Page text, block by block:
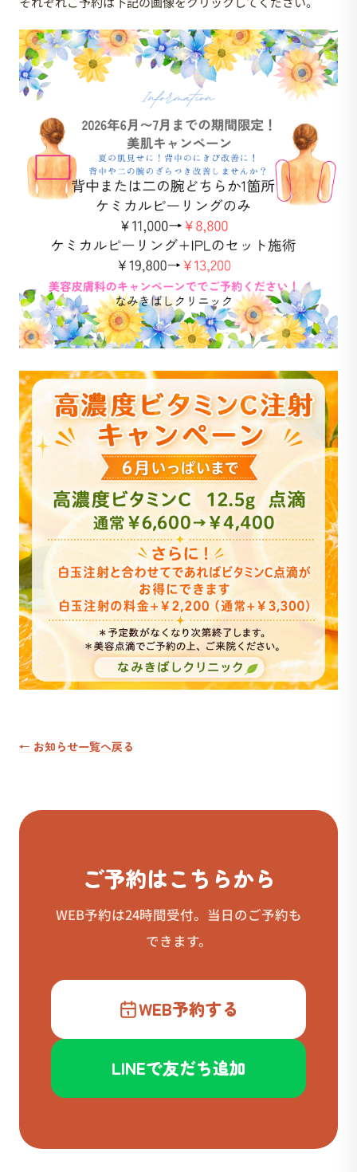
← お知らせ一覧へ戻る
ご予約はこちらから
WEB予約は24時間受付。当日のご予約も
できます。
WEB予約する
LINEで友だち追加